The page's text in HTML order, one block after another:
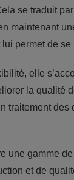
se traduit
maintenant
permet de
elle
la qualité
traitement des
une gamme
et de